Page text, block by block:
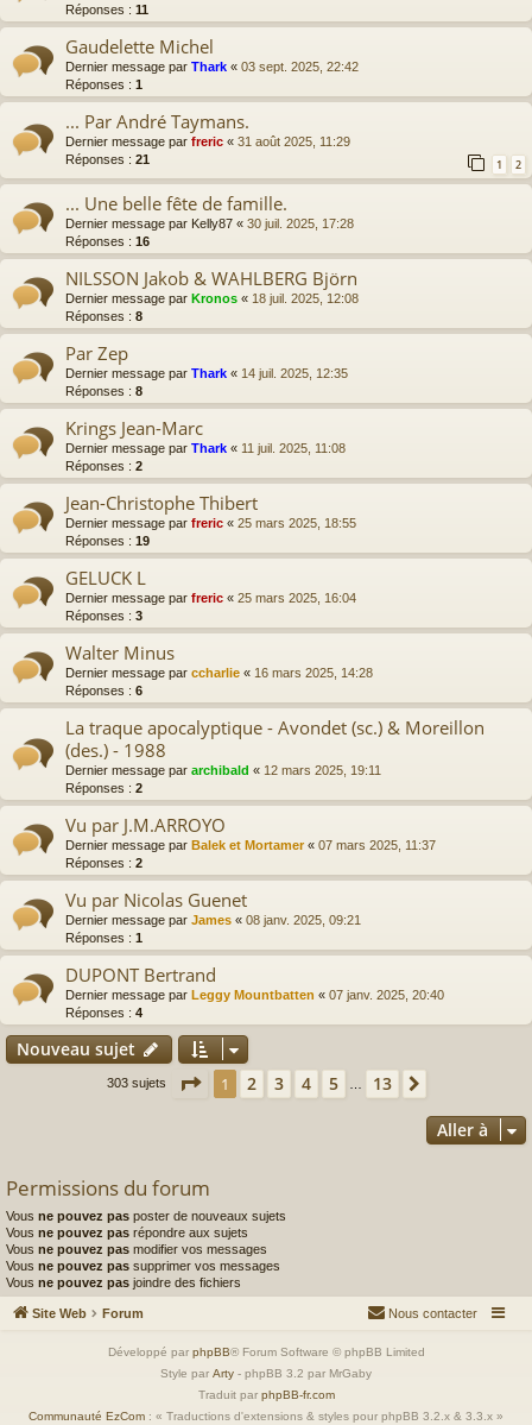
Réponses : 11
Gaudelette Michel
Dernier message par Thark « 03 sept. 2025, 22:42
Réponses : 1
... Par André Taymans.
Dernier message par freric « 31 août 2025, 11:29
Réponses : 21 1 2
... Une belle fête de famille.
Dernier message par Kelly87 « 30 juil. 2025, 17:28
Réponses : 16
NILSSON Jakob & WAHLBERG Björn
Dernier message par Kronos « 18 juil. 2025, 12:08
Réponses : 8
Par Zep
Dernier message par Thark « 14 juil. 2025, 12:35
Réponses : 8
Krings Jean-Marc
Dernier message par Thark « 11 juil. 2025, 11:08
Réponses : 2
Jean-Christophe Thibert
Dernier message par freric « 25 mars 2025, 18:55
Réponses : 19
GELUCK L
Dernier message par freric « 25 mars 2025, 16:04
Réponses : 3
Walter Minus
Dernier message par ccharlie « 16 mars 2025, 14:28
Réponses : 6
La traque apocalyptique - Avondet (sc.) & Moreillon
(des.) - 1988
Dernier message par archibald « 12 mars 2025, 19:11
Réponses : 2
Vu par J.M.ARROYO
Dernier message par Balek et Mortamer« 07 mars 2025, 11:37
Réponses : 2
Vu par Nicolas Guenet
Dernier message par James « 08 janv. 2025, 09:21
Réponses : 1
DUPONT Bertrand
Dernier message par Leggy Mountbatten « 07 janv. 2025, 20:40
Réponses : 4
Nouveau sujet
303 sujets Page 1sur 13
1 2 3 4 5 13
Aller à
Permissions du forum
Vous ne pouvez pas poster de nouveaux sujets
Vous ne pouvez pas répondre aux sujets
Vous ne pouvez pas modifier vos messages
Vous ne pouvez pas supprimer vos messages
Vous ne pouvez pas joindre des fichiers
Site Web Forum Nous contacter
Développé par phpBB® Forum Software © phpBB Limited
Style par Arty - phpBB 3.2 par MrGaby
Traduit par phpBB-fr.com
Communauté EzCom : « Traductions d'extensions & styles pour phpBB 3.2.x & 3.3.x »